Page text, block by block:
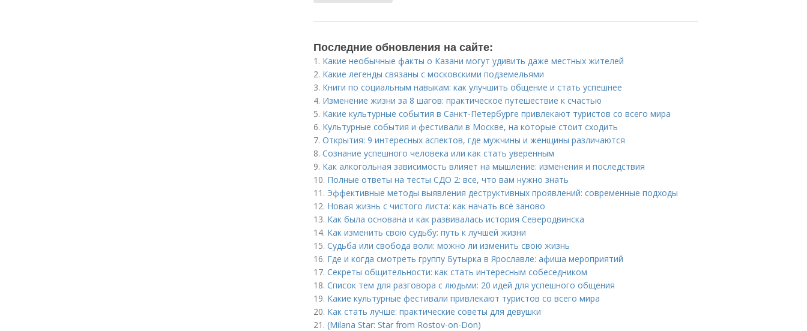
Последние обновления на сайте:
1. Какие необычные факты о Казани могут удивить даже местных жителей
2. Какие легенды связаны с московскими подземельями
3. Книги по социальным навыкам: как улучшить общение и стать успешнее
4. Изменение жизни за 8 шагов: практическое путешествие к счастью
5. Какие культурные события в Санкт-Петербурге привлекают туристов со всего мира
6. Культурные события и фестивали в Москве, на которые стоит сходить
7. Открытия: 9 интересных аспектов, где мужчины и женщины различаются
8. Сознание успешного человека или как стать уверенным
9. Как алкогольная зависимость влияет на мышление: изменения и последствия
10. Полные ответы на тесты СДО 2: все, что вам нужно знать
11. Эффективные методы выявления деструктивных проявлений: современные подходы
12. Новая жизнь с чистого листа: как начать всё заново
13. Как была основана и как развивалась история Северодвинска
14. Как изменить свою судьбу: путь к лучшей жизни
15. Судьба или свобода воли: можно ли изменить свою жизнь
16. Где и когда смотреть группу Бутырка в Ярославле: афиша мероприятий
17. Секреты общительности: как стать интересным собеседником
18. Список тем для разговора с людьми: 20 идей для успешного общения
19. Какие культурные фестивали привлекают туристов со всего мира
20. Как стать лучше: практические советы для девушки
21. (Milana Star: Star from Rostov-on-Don)